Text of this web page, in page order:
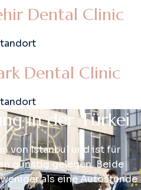
Dental Clinic
Dental Clinic
ng in der Türkei
von Istanbul und ist für
günstig gelegen. Beide
als eine Autostunde